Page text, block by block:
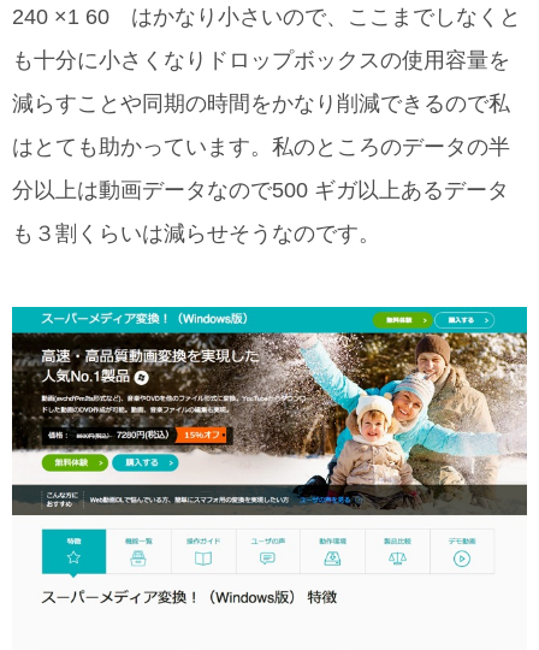
240 ×1 60 はかなり小さいので、ここまでしなくと
も十分に小さくなりドロップボックスの使用容量を
減らすことや同期の時間をかなり削減できるので私
はとても助かっています。私のところのデータの半
分以上は動画データなので500 ギガ以上あるデータ
も３割くらいは減らせそうなのです。